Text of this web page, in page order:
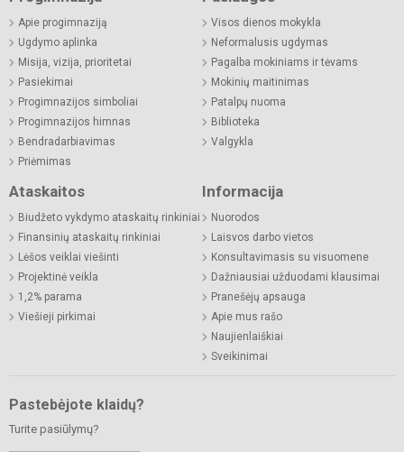
Apie progimnaziją
Ugdymo aplinka
Misija, vizija, prioritetai
Pasiekimai
Progimnazijos simboliai
Progimnazijos himnas
Bendradarbiavimas
Priėmimas
Visos dienos mokykla
Neformalusis ugdymas
Pagalba mokiniams ir tėvams
Mokinių maitinimas
Patalpų nuoma
Biblioteka
Valgykla
Ataskaitos
Biudžeto vykdymo ataskaitų rinkiniai
Finansinių ataskaitų rinkiniai
Lėšos veiklai viešinti
Projektinė veikla
1,2% parama
Viešieji pirkimai
Informacija
Nuorodos
Laisvos darbo vietos
Konsultavimasis su visuomene
Dažniausiai užduodami klausimai
Pranešėjų apsauga
Apie mus rašo
Naujienlaiškiai
Sveikinimai
Pastebėjote klaidų?
Turite pasiūlymų?